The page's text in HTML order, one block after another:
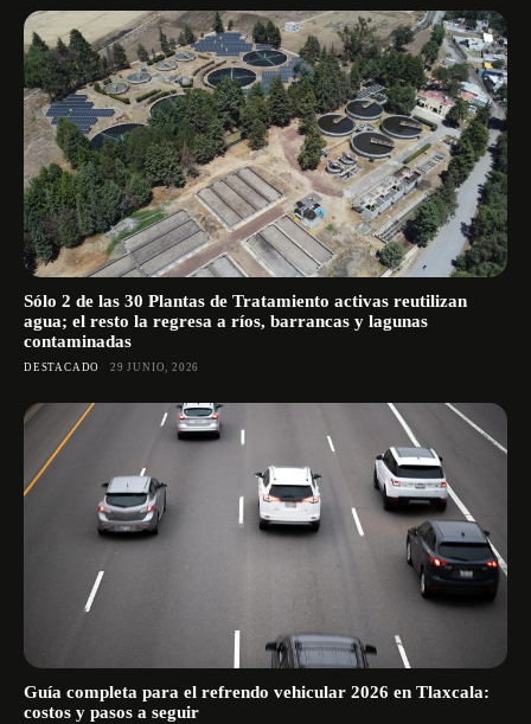
Sólo 2 de las 30 Plantas de Tratamiento activas reutilizan
agua; el resto la regresa a ríos, barrancas y lagunas
contaminadas
DESTACADO 29 JUNIO, 2026
Guía completa para el refrendo vehicular 2026 en Tlaxcala:
costos y pasos a seguir